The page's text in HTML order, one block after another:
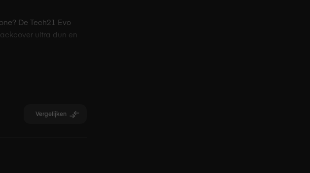
De Tech21 Evo
ultra dun en
toestel. Val na
Vergelijken